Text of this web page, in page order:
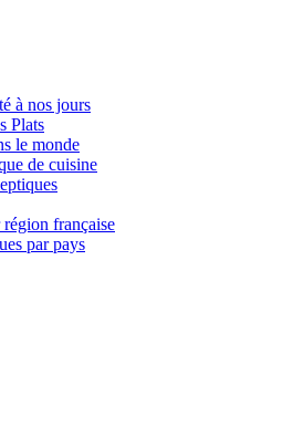
à nos jours
Plats
le monde
de cuisine
région française
par pays